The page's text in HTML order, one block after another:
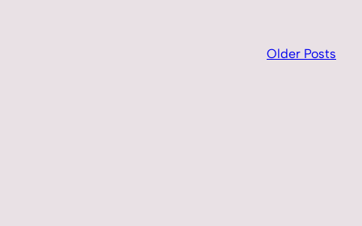
Older Posts